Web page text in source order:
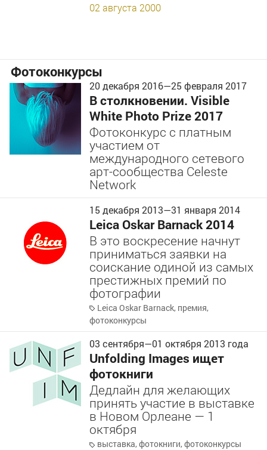
02 августа 2000
Фотоконкурсы
20 декабря 2016—25 февраля 2017
В столкновении. Visible
White Photo Prize 2017
Фотоконкурс с платным
участием от
международного сетевого
арт-сообщества Celeste
Network
15 декабря 2013—31 января 2014
Leica Oskar Barnack 2014
В это воскресение начнут
приниматься заявки на
соискание одиной из самых
престижных премий по
фотографии
Leica Oskar Barnack, премия,
фотоконкурсы
03 сентября—01 октября 2013 года
Unfolding Images ищет
фотокниги
Дедлайн для желающих
принять участие в выставке
в Новом Орлеане — 1
октября
выставка,фотокниги,фотоконкурсы